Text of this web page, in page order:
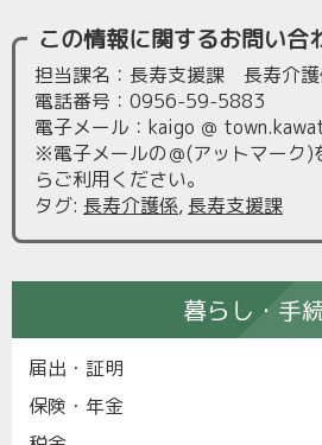
この情報に関するお問い合
担当課名：長寿支援課 長寿介
電話番号：0956-59-5883
電子メール：kaigo ＠
※電子メールの＠(アットマーク)
らご利用ください。
タグ: 長寿介護係, 長寿支援課
暮らし・手
届出・証明
保険・年金